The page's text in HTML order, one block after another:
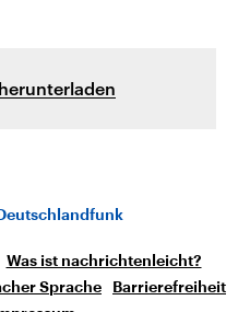
Was ist nachrichtenleicht?
Sprache
Barrierefreiheit